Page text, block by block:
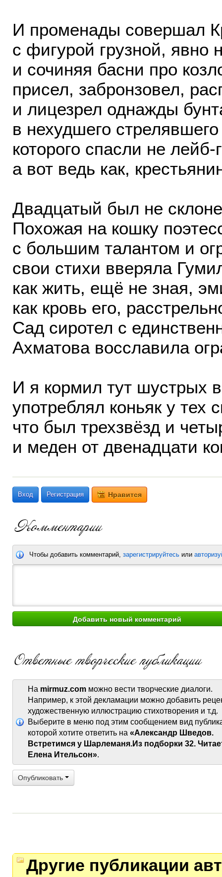
И променады совершал
с фигурой грузной, явно
и сочиняя басни про
присел, забронзовел,
и лицезрел однажды
в нехудшего
которого спасли не лейб-
а вот ведь как,
Двадцатый был не
Похожая на кошку
с большим талантом и
свои стихи вверяла
как жить, ещё не зная,
как кровь его,
Сад сиротел с
Ахматова восславила
И я кормил тут шустрых
употреблял коньяк у тех
что был трехзвёзд и
и меден от двенадцати
Вход Регистрация Нравится
Чтобы добавить комментарий, зарегистрируйтесь или
На mirmuz.com можно вести творческие диалоги.
Например, к этой декламации можно добавить
художественную иллюстрацию стихотворения и т.д.
Выберите в меню под этим сообщением вид
которой хотите ответить на «Александр Шведов.
Встретимся у Шарлеманя.Из подборки 32.
Елена Ительсон».
Опубликовать
Другие публикации